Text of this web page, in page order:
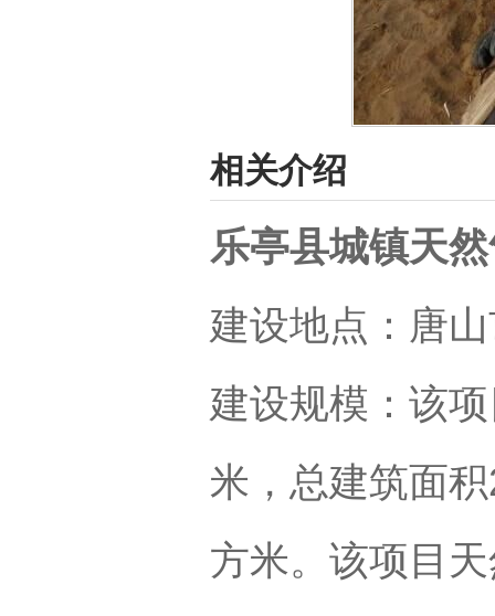
相关介绍
乐亭县城镇天
建设地点：唐
建设规模：该
米，总建筑面
方米。该项目